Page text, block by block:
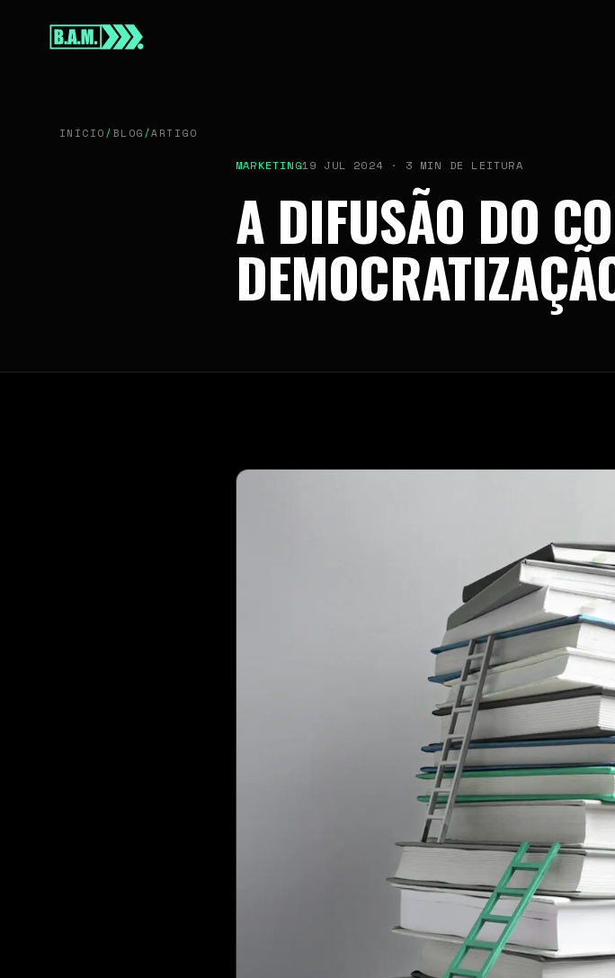
INÍCIO
SOBRE
SERVIÇOS
CONTATO
11 9 7625-
São Paulo /
SIGA A BAM
INSTAGRAM
INÍCIO/BLOG/ARTIGO
MARKETING19 JUL 2024 · 3 MIN DE LEITURA
A DIFUSÃO DO